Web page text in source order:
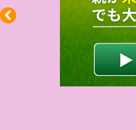
わか